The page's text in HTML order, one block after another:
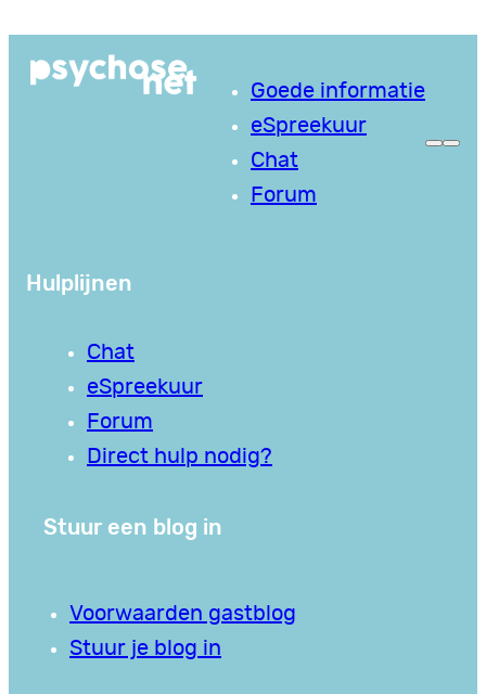
naar
Goede informatie
eSpreekuur
Chat
Forum
Hulplijnen
Chat
eSpreekuur
Forum
Direct hulp nodig?
Stuur een blog in
Voorwaarden gastblog
Stuur je blog in